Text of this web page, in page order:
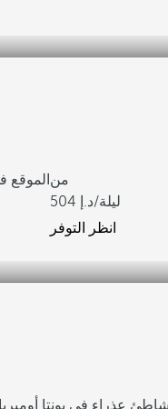
الموقع من
504
/ليلة
انظر التوفر
عذراء في بونتا أومبريا